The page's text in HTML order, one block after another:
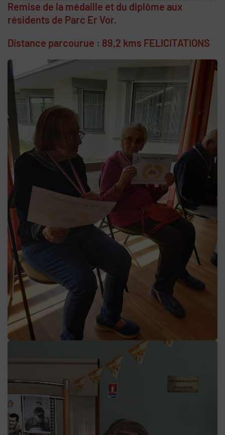
Remise de la médaille et du diplôme aux
résidents de Parc Er Vor.
Distance parcourue : 89,2 kms FELICITATIONS